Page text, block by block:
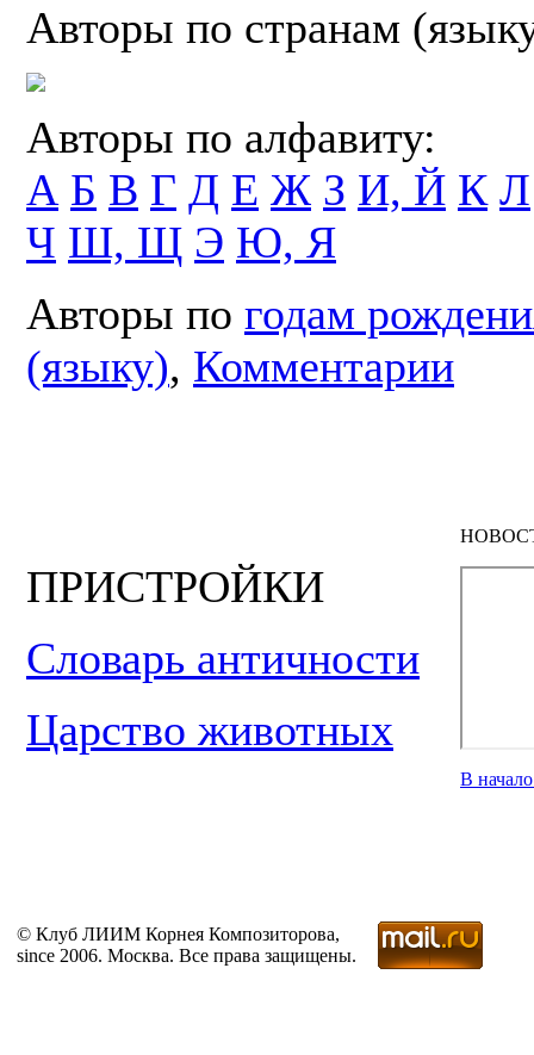
Авторы по странам
Авторы по алфавиту:
А Б В Г Д Е Ж З И, Й К Л
Ч Ш, Щ Э Ю, Я
Авторы по годам
(языку), Комментарии
ПРИСТРОЙКИ
Словарь античности
Царство животных
В
© Клуб ЛИИМ Корнея Композиторова,
since 2006. Москва. Все права защищены.